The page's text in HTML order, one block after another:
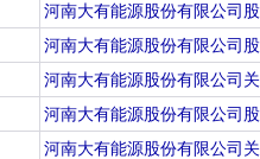
河南大有能源股份有限公司
河南大有能源股份有限公司
河南大有能源股份有限公司
河南大有能源股份有限公司
河南大有能源股份有限公司